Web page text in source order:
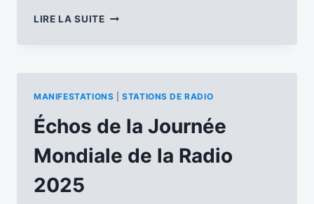
LIRE LA SUITERADIO
LA
JOURNÉE
MONDIALE
DE
LA
RADIO
MANIFESTATIONS |STATIONS DE RADIO
Échos de la Journée
Mondiale de la Radio
2025